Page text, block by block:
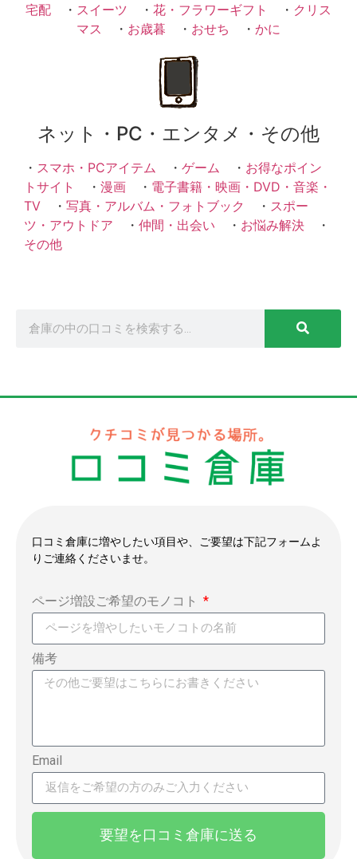
宅配 ・ スイーツ ・ 花・フラワーギフト ・ クリス
マス ・ お歳暮 ・ おせち ・ かに
ネット・PC・エンタメ・その他
・ スマホ・PCアイテム ・ ゲーム ・ お得なポイン
トサイト
・ 漫画 ・ 電子書籍・映画・DVD・音楽・
TV ・ 写真・アルバム・フォトブック ・ スポー
ツ・アウトドア ・ 仲間・出会い ・ お悩み解決 ・
その他
口コミ倉庫に増やしたい項目や、ご要望は下記フォームよ
りご連絡くださいませ。
ページ増設ご希望のモノコト
備考
Email
要望を口コミ倉庫に送る